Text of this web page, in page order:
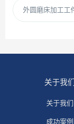
外圆磨床加工工
关于我们
关于我们
成功案例